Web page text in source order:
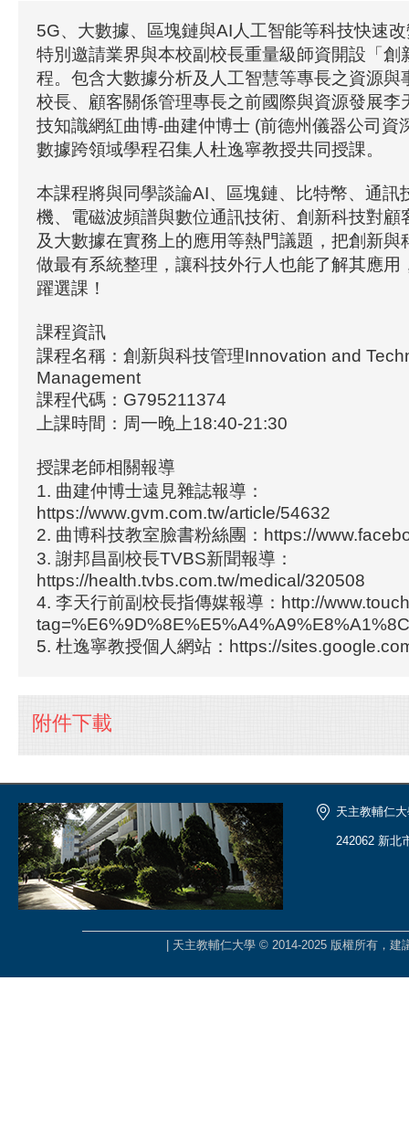
5G、大數據、區塊鏈與AI人工智能等科技快速
特別邀請業界與本校副校長重量級師資開設「創
程。包含大數據分析及人工智慧等專長之資源與
校長、顧客關係管理專長之前國際與資源發展李
技知識網紅曲博-曲建仲博士 (前德州儀器公司資
數據跨領域學程召集人杜逸寧教授共同授課。
本課程將與同學談論AI、區塊鏈、比特幣、通訊
機、電磁波頻譜與數位通訊技術、創新科技對顧
及大數據在實務上的應用等熱門議題，把創新與
做最有系統整理，讓科技外行人也能了解其應用
躍選課！
課程資訊
課程名稱：創新與科技管理Innovation and
Management
課程代碼：G795211374
上課時間：周一晚上18:40-21:30
授課老師相關報導
1. 曲建仲博士遠見雜誌報導：
https://www.gvm.com.tw/article/54632
2. 曲博科技教室臉書粉絲團：https://
3. 謝邦昌副校長TVBS新聞報導：
https://health.tvbs.com.tw/medical/320508
4. 李天行前副校長指傳媒報導：http://
tag=%E6%9D%8E%E5%A4%A9%E8%A1%8C
5. 杜逸寧教授個人網站：https://
附件下載
天主教輔仁
242062 新北
| 天主教輔仁大學 © 2014-2025 版權所有，